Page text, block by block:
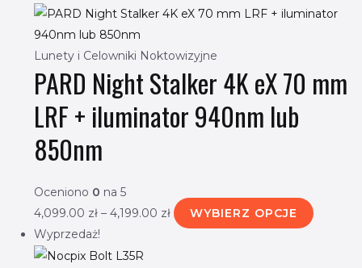
Lunety i Celowniki Noktowizyjne
PARD Night Stalker 4K eX 70 mm
LRF + iluminator 940nm lub
850nm
Oceniono 0 na 5
4,099.00 zł – 4,199.00 zł WYBIERZ OPCJE
Wyprzedaż!